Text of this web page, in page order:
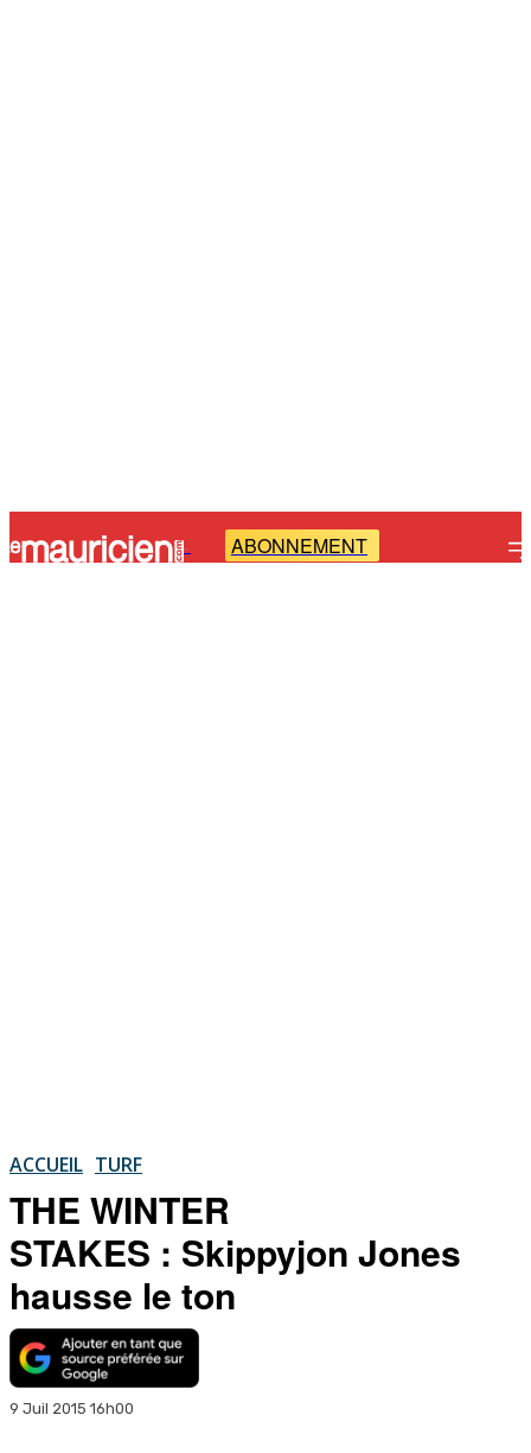
- ABONNEMENT
ACCUEIL TURF
THE WINTER
STAKES : Skippyjon Jones
hausse le ton
9 Juil 2015 16h00